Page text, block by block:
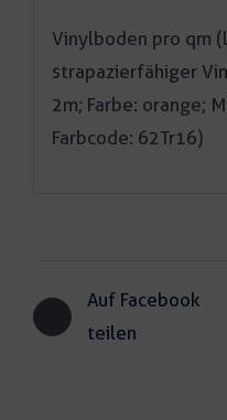
Vinylboden pro qm
strapazierfähiger
2m; Farbe: orange;
Farbcode: 62Tr16)
Auf Facebook
teilen